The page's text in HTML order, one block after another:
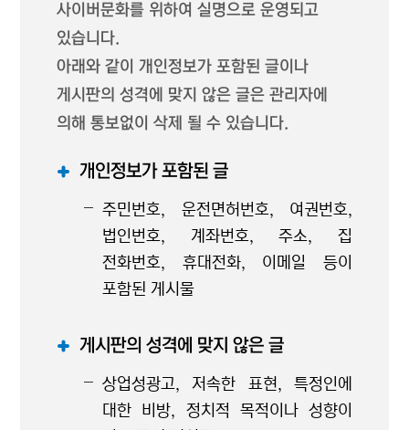
사이버문화를 위하여 실명으로 운영되고
있습니다.
아래와 같이 개인정보가 포함된 글이나
게시판의 성격에 맞지 않은 글은 관리자에
의해 통보없이 삭제 될 수 있습니다.
개인정보가 포함된 글
주민번호, 운전면허번호, 여권번호,
법인번호, 계좌번호, 주소, 집
전화번호, 휴대전화, 이메일 등이
포함된 게시물
게시판의 성격에 맞지 않은 글
상업성광고, 저속한 표현, 특정인에
대한 비방, 정치적 목적이나 성향이